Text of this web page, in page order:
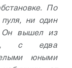
По
пуля, ни один
Он вышел из
с едва
юными